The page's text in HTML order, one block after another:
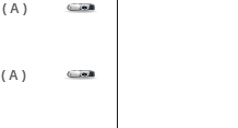
A )
A )